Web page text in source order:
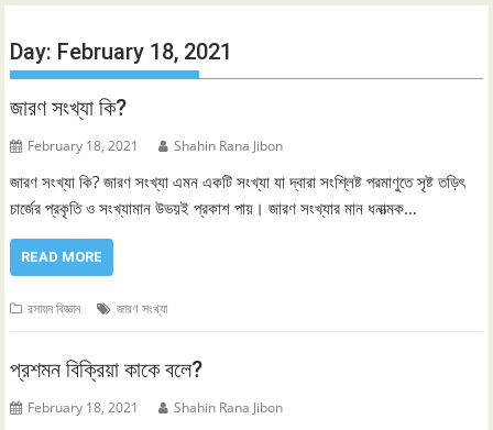
Day: February 18, 2021
জারণ সংখ্যা কি?
February 18, 2021 Shahin Rana Jibon
জারণ সংখ্যা কি? জারণ সংখ্যা এমন একটি সংখ্যা যা দ্বারা সংশ্লিষ্ট পরমাণুতে সৃষ্ট তড়িৎ
চার্জের প্রকৃতি ও সংখ্যামান উভয়ই প্রকাশ পায়। জারণ সংখ্যার মান ধনাত্মক…
READ MORE
রসায়ন বিজ্ঞান জারণ সংখ্যা
প্রশমন বিক্রিয়া কাকে বলে?
February 18, 2021 Shahin Rana Jibon